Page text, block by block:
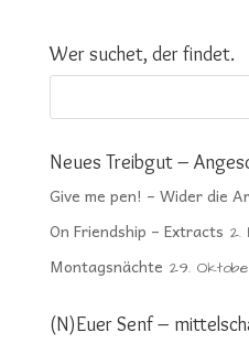
Wer suchet, der findet.
Neues Treibgut –
Give me pen! – Wider die
On Friendship – Extracts 2.
Montagsnächte 29.
(N)Euer Senf –